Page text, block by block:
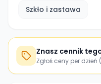
Szkło i zastawa
Znasz cennik
Zgłoś ceny per dzień